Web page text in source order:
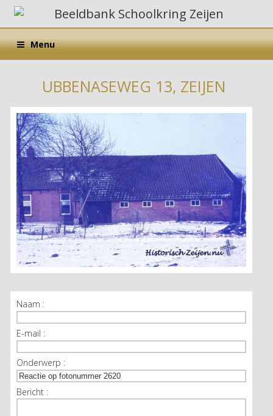
Menu
UBBENASEWEG 13, ZEIJEN
Naam :
E-mail :
Onderwerp :
Bericht :